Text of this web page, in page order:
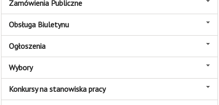
Zamówienia Publiczne
Obsługa Biuletynu
Ogłoszenia
Wybory
Konkursy na stanowiska pracy